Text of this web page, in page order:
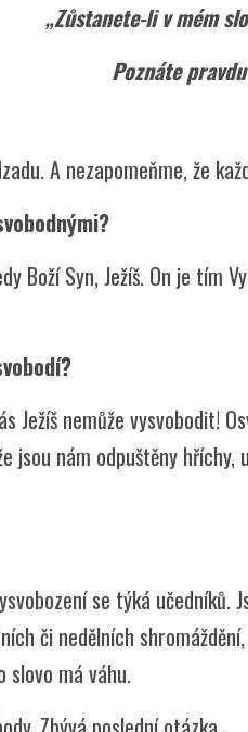
„Zůstanete-li v mém
Poznáte
A nezapomeňme, že
Boží Syn, Ježíš. On je tím
Ježíš nemůže vysvobodit!
jsou nám odpuštěny
se týká učedníků.
či nedělních
slovo má váhu.